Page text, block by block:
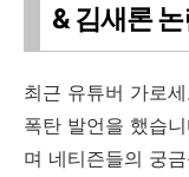
& 김새론
최근 유튜버 가로
폭탄 발언을 했습
며 네티즌들의 궁